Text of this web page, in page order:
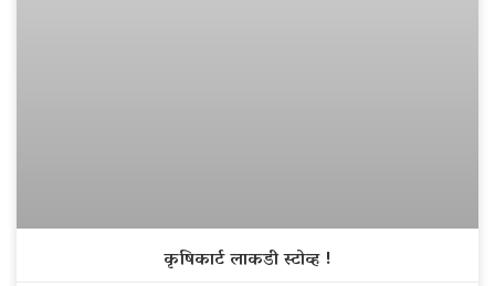
कृषिकार्ट लाकडी स्टोव्ह !